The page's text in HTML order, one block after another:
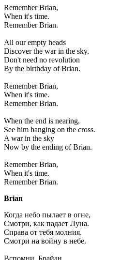
Remember Brian,
When it's time.
Remember Brian.
All our empty heads
Discover the war in the sky.
Don't need no revolution
By the birthday of Brian.
Remember Brian,
When it's time.
Remember Brian.
When the end is nearing,
See him hanging on the cross.
A war in the sky
Now by the ending of Brian.
Remember Brian,
When it's time.
Remember Brian.
Brian
Когда небо пылает в огне,
Смотри, как падает Луна.
Справа от тебя молния.
Смотри на войну в небе.
Вспомни, Брайан,